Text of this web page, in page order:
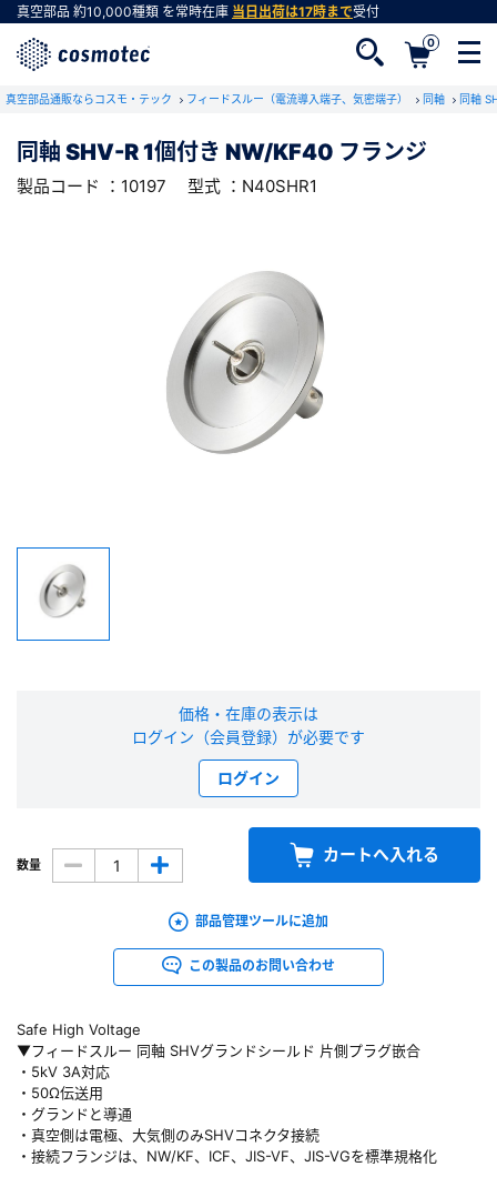
真空部品 約10,000種類 を常時在庫 当日出荷は17時まで受付
0
真空部品通販ならコスモ・テック フィードスルー（電流導入端子、気密端子） 同軸 同軸
同軸 SHV-R 1個付き NW/KF40 フランジ
製品コード ：10197 型式 ：N40SHR1
Safe High Voltage
▼フィードスルー 同軸 SHVグランドシールド 片側プラグ嵌合
・5kV 3A対応
・50Ω伝送用
・グランドと導通
・真空側は電極、大気側のみSHVコネクタ接続
・接続フランジは、NW/KF、ICF、JIS-VF、JIS-VGを標準規格化
価格・在庫の表示は
ログイン（会員登録）が必要です
ログイン
数量 カートへ入れる
部品管理ツールに追加
この製品のお問い合わせ
RoHS2適合報告書のダウンロード
下記製品のRoHS2適合報告書のダウンロードをします。
同軸 SHV-R 1個付き NW/KF40 フランジ
必須
ダウンロードする
会員登録がお済みでない方
※新規会員登録をお申し込み頂いてから本登録となるまで、数日間かかる場合
があります。また当社の判断によりお断りする場合があります。
ログイン
パスワード再発行ページ